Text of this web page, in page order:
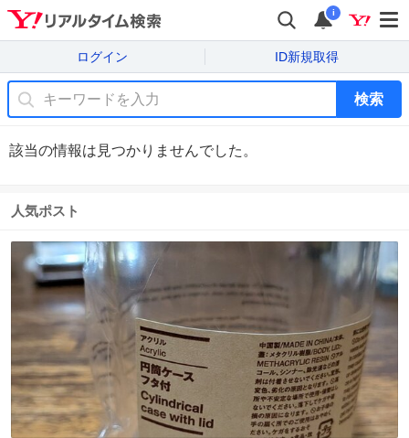
i
ログイン ID新規取得
検索
該当の情報は見つかりませんでした。
人気ポスト